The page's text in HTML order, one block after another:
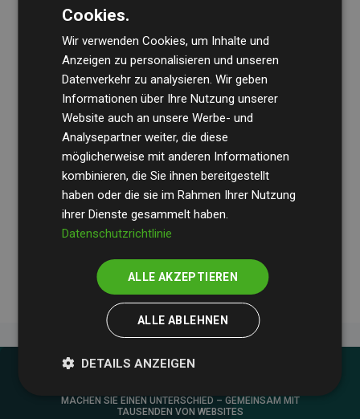
Die Wirtschaftsprüfungsgesellschaft BDOüberprüft
regelmäßig unsere Berechnungen und Methodik, um
Transparenz und Verlässlichkeit sicherzustellen.
Ihre Prüfungen belegen, dass unsere Investitionen in
Klimaschutzprojekte im Durchschnitt200 % der
geschätzten CO₂-Emissionender teilnehmenden
Websites kompensieren – ein klarer Nachweis für die
messbare Klimawirkung unseres Ansatzes.
MACHEN SIE EINEN UNTERSCHIED – GEMEINSAM MIT
TAUSENDEN VON WEBSITES
Cookies.
Wir verwenden Cookies, um Inhalte und
Anzeigen zu personalisieren und unseren
Datenverkehr zu analysieren. Wir geben
Informationen über Ihre Nutzung unserer
Website auch an unsere Werbe- und
Analysepartner weiter, die diese
möglicherweise mit anderen Informationen
kombinieren, die Sie ihnen bereitgestellt
haben oder die sie im Rahmen Ihrer Nutzung
ihrer Dienste gesammelt haben.
Datenschutzrichtlinie
ALLE AKZEPTIEREN
ALLE ABLEHNEN
DETAILS ANZEIGEN